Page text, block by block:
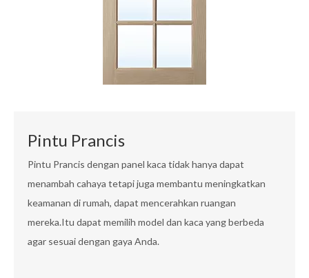
Pintu Prancis
Pintu Prancis dengan panel kaca tidak hanya dapat
menambah cahaya tetapi juga membantu meningkatkan
keamanan di rumah, dapat mencerahkan ruangan
mereka.Itu dapat memilih model dan kaca yang berbeda
agar sesuai dengan gaya Anda.